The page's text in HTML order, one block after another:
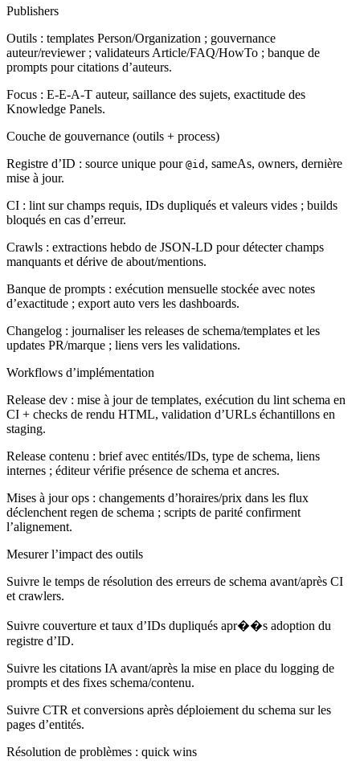
Publishers
Outils : templates Person/Organization ; gouvernance
auteur/reviewer ; validateurs Article/FAQ/HowTo ; banque de
prompts pour citations d’auteurs.
Focus : E-E-A-T auteur, saillance des sujets, exactitude des
Knowledge Panels.
Couche de gouvernance (outils + process)
Registre d’ID : source unique pour @id , sameAs, owners, dernière
mise à jour.
CI : lint sur champs requis, IDs dupliqués et valeurs vides ; builds
bloqués en cas d’erreur.
Crawls : extractions hebdo de JSON-LD pour détecter champs
manquants et dérive de about/mentions.
Banque de prompts : exécution mensuelle stockée avec notes
d’exactitude ; export auto vers les dashboards.
Changelog : journaliser les releases de schema/templates et les
updates PR/marque ; liens vers les validations.
Workflows d’implémentation
Release dev : mise à jour de templates, exécution du lint schema en
CI + checks de rendu HTML, validation d’URLs échantillons en
staging.
Release contenu : brief avec entités/IDs, type de schema, liens
internes ; éditeur vérifie présence de schema et ancres.
Mises à jour ops : changements d’horaires/prix dans les flux
déclenchent regen de schema ; scripts de parité confirment
l’alignement.
Mesurer l’impact des outils
Suivre le temps de résolution des erreurs de schema avant/après CI
et crawlers.
Suivre couverture et taux d’IDs dupliqués apr��s adoption du
registre d’ID.
Suivre les citations IA avant/après la mise en place du logging de
prompts et des fixes schema/contenu.
Suivre CTR et conversions après déploiement du schema sur les
pages d’entités.
Résolution de problèmes : quick wins